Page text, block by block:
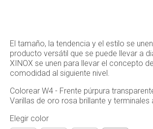
El tamaño, la tendencia y el estilo se
producto versátil que se puede llevar a
XINOX se unen para llevar el concepto
comodidad al siguiente nivel.
Colorear W4 - Frente púrpura
Varillas de oro rosa brillante y terminales
Elegir color